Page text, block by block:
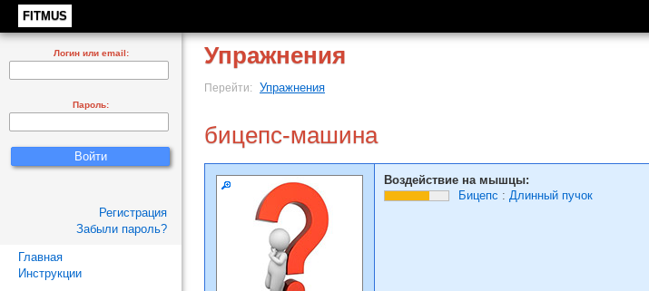
FITMUS
Упражнения
Перейти: Упражнения
бицепс-машина
Воздействие на мышцы:
Бицепс : Длинный пучок
Логин или email:
Пароль:
Регистрация
Забыли пароль?
Главная
Инструкции